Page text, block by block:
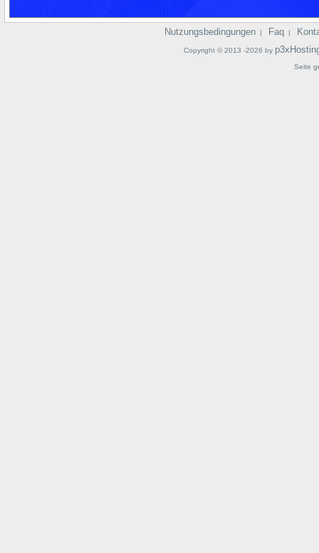
Nutzungsbedingungen | Faq |
Copyright © 2013 -2026 by
Seite